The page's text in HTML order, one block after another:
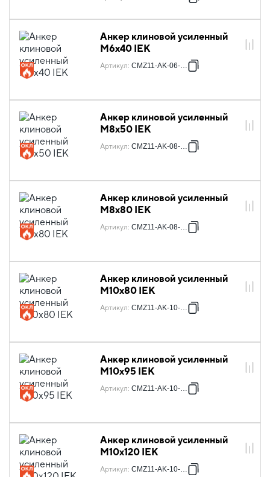
Анкер клиновой усиленный
М6х40 IEK
Артикул: CMZ11-AK-06-040
Анкер клиновой усиленный
М8х50 IEK
Артикул: CMZ11-AK-08-050
Анкер клиновой усиленный
М8х80 IEK
Артикул: CMZ11-AK-08-080
Анкер клиновой усиленный
М10х80 IEK
Артикул: CMZ11-AK-10-080
Анкер клиновой усиленный
М10х95 IEK
Артикул: CMZ11-AK-10-095
Анкер клиновой усиленный
М10х120 IEK
Артикул: CMZ11-AK-10-120